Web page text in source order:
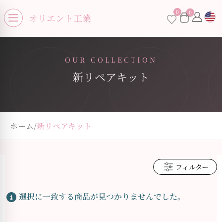
Open menu
オリエント工業 0 0×
menu
OUR COLLECTION
新リペアキット
ホーム/新リペアキット
フィルター
選択に一致する商品が見つかりませんでした。